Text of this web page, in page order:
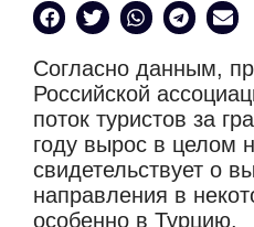
Согласно данным,
Российской
поток туристов за
году вырос в целом
свидетельствует о
направления в
особенно в Турцию.